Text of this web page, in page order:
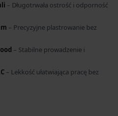
– Długotrwała ostrość i odporność
– Precyzyjne plastrowanie bez
– Stabilne prowadzenie i
– Lekkość ułatwiająca pracę bez